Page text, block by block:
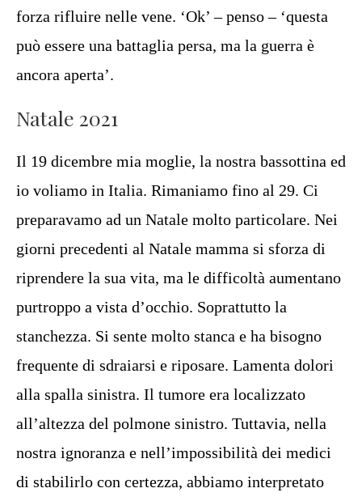
forza rifluire nelle vene. ‘Ok’ – penso – ‘questa
può essere una battaglia persa, ma la guerra è
ancora aperta’.
Natale 2021
Il 19 dicembre mia moglie, la nostra bassottina ed
io voliamo in Italia. Rimaniamo fino al 29. Ci
preparavamo ad un Natale molto particolare. Nei
giorni precedenti al Natale mamma si sforza di
riprendere la sua vita, ma le difficoltà aumentano
purtroppo a vista d’occhio. Soprattutto la
stanchezza. Si sente molto stanca e ha bisogno
frequente di sdraiarsi e riposare. Lamenta dolori
alla spalla sinistra. Il tumore era localizzato
all’altezza del polmone sinistro. Tuttavia, nella
nostra ignoranza e nell’impossibilità dei medici
di stabilirlo con certezza, abbiamo interpretato